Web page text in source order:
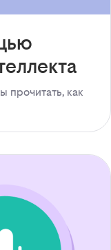
прочитать, как